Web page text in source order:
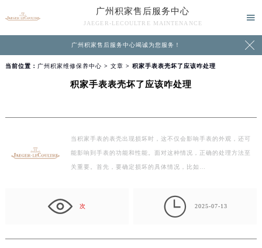
广州积家售后服务中心
JAEGER-LECOULTRE MAINTENANCE

广州积家售后服务中心竭诚为您服务！ 
当前位置： 广州积家维修保养中心 > 文章 > 积家手表表壳坏了应该咋处理
积家手表表壳坏了应该咋处理
当积家手表的表壳出现损坏时，这不仅会影响手表的外观，还可
能影响到手表的功能和性能。面对这种情况，正确的处理方法至
关重要。首先，要确定损坏的具体情况，比如…
次  2025-07-13